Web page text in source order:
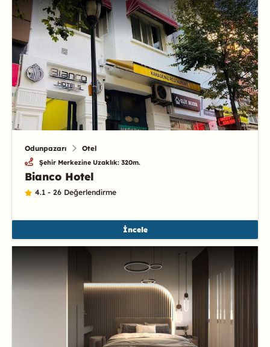
Odunpazarı Otel
Şehir Merkezine Uzaklık: 320m.
Bianco Hotel
4.1 - 26 Değerlendirme
İncele